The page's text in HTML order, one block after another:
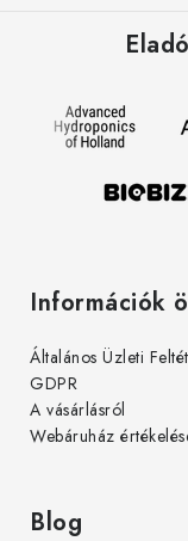
Információk
Általános Üzleti
GDPR
A vásárlásról
Webáruház
Blog